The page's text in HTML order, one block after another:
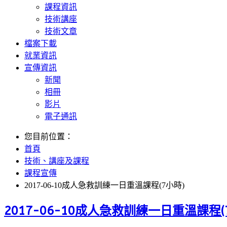
課程資訊
技術講座
技術文章
檔案下載
就業資訊
宣傳資訊
新聞
相冊
影片
電子通訊
您目前位置：
首頁
技術、講座及課程
課程宣傳
2017-06-10成人急救訓練一日重溫課程(7小時)
2017-06-10成人急救訓練一日重溫課程